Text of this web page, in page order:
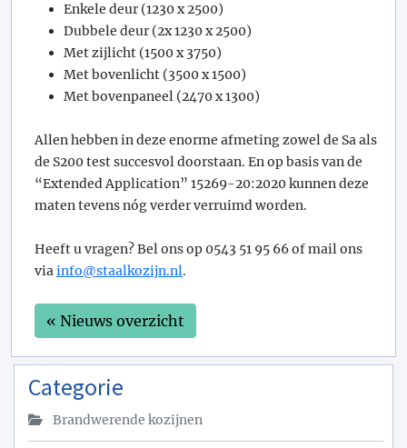
Enkele deur (1230 x 2500)
Dubbele deur (2x 1230 x 2500)
Met zijlicht (1500 x 3750)
Met bovenlicht (3500 x 1500)
Met bovenpaneel (2470 x 1300)
Allen hebben in deze enorme afmeting zowel de Sa als
de S200 test succesvol doorstaan. En op basis van de
“Extended Application” 15269-20:2020 kunnen deze
maten tevens nóg verder verruimd worden.
Heeft u vragen? Bel ons op 0543 51 95 66 of mail ons
viainfo@staalkozijn.nl.
« Nieuws overzicht
Categorie
Brandwerende kozijnen